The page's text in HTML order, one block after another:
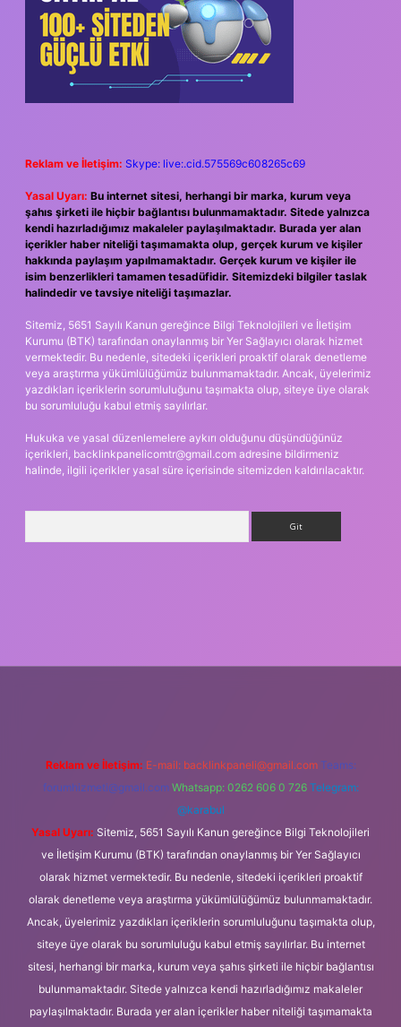
Reklam ve İletişim: Skype: live:.cid.575569c608265c69
Yasal Uyarı: Bu internet sitesi, herhangi bir marka, kurum veya
şahıs şirketi ile hiçbir bağlantısı bulunmamaktadır. Sitede yalnızca
kendi hazırladığımız makaleler paylaşılmaktadır. Burada yer alan
içerikler haber niteliği taşımamakta olup, gerçek kurum ve kişiler
hakkında paylaşım yapılmamaktadır. Gerçek kurum ve kişiler ile
isim benzerlikleri tamamen tesadüfidir. Sitemizdeki bilgiler taslak
halindedir ve tavsiye niteliği taşımazlar.
Sitemiz, 5651 Sayılı Kanun gereğince Bilgi Teknolojileri ve İletişim
Kurumu (BTK) tarafından onaylanmış bir Yer Sağlayıcı olarak hizmet
vermektedir. Bu nedenle, sitedeki içerikleri proaktif olarak denetleme
veya araştırma yükümlülüğümüz bulunmamaktadır. Ancak, üyelerimiz
yazdıkları içeriklerin sorumluluğunu taşımakta olup, siteye üye olarak
bu sorumluluğu kabul etmiş sayılırlar.
Hukuka ve yasal düzenlemelere aykırı olduğunu düşündüğünüz
içerikleri, backlinkpanelicomtr@gmail.com adresine bildirmeniz
halinde, ilgili içerikler yasal süre içerisinde sitemizden kaldırılacaktır.
Reklam ve İletişim: E-mail: backlinkpaneli@gmail.com Teams:
forumhizmeti@gmail.com Whatsapp: 0262 606 0 726 Telegram:
@karabul
Yasal Uyarı: Sitemiz, 5651 Sayılı Kanun gereğince Bilgi Teknolojileri
ve İletişim Kurumu (BTK) tarafından onaylanmış bir Yer Sağlayıcı
olarak hizmet vermektedir. Bu nedenle, sitedeki içerikleri proaktif
olarak denetleme veya araştırma yükümlülüğümüz bulunmamaktadır.
Ancak, üyelerimiz yazdıkları içeriklerin sorumluluğunu taşımakta olup,
siteye üye olarak bu sorumluluğu kabul etmiş sayılırlar. Bu internet
sitesi, herhangi bir marka, kurum veya şahıs şirketi ile hiçbir bağlantısı
bulunmamaktadır. Sitede yalnızca kendi hazırladığımız makaleler
paylaşılmaktadır. Burada yer alan içerikler haber niteliği taşımamakta